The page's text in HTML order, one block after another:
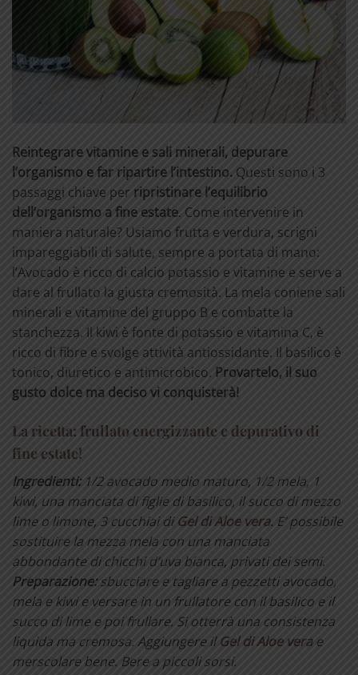
Reintegrare vitamine e sali minerali, depurare
l’organismo e far ripartire l’intestino. Questi sono i 3
passaggi chiave per ripristinare l’equilibrio
dell’organismo a fine estate. Come intervenire in
maniera naturale? Usiamo frutta e verdura, scrigni
impareggiabili di salute, sempre a portata di mano:
l’Avocado è ricco di calcio potassio e vitamine e serve a
dare al frullato la giusta cremosità. La mela coniene sali
minerali e vitamine del gruppo B e combatte la
stanchezza. Il kiwi è fonte di potassio e vitamina C, è
ricco di fibre e svolge attività antiossidante. Il basilico è
tonico, diuretico e antimicrobico. Provartelo, il suo
gusto dolce ma deciso vi conquisterà!
La ricetta: frullato energizzante e depurativo di
fine estate!
Ingredienti:1/2 avocado medio maturo, 1/2 mela, 1
kiwi, una manciata di figlie di basilico, il succo di mezzo
lime o limone, 3 cucchiai diGel di Aloe vera. E’ possibile
sostituire la mezza mela con una manciata
abbondante di chicchi d’uva bianca, privati dei semi.
Preparazione:sbucciare e tagliare a pezzetti avocado,
mela e kiwi e versare in un frullatore con il basilico e il
succo di lime e poi frullare. Si otterrà una consistenza
liquida ma cremosa. Aggiungere ilGel di Aloe vera e
merscolare bene. Bere a piccoli sorsi.